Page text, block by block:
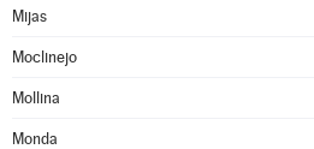
Mijas
Moclinejo
Mollina
Monda